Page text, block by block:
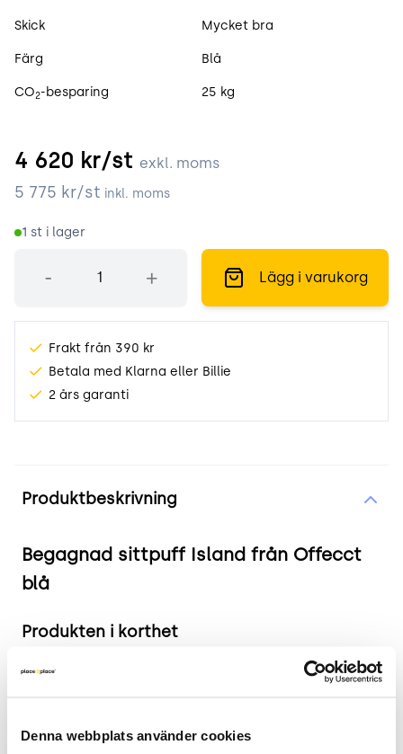
Denna webbplats använder cookies
Skick Mycket bra
Färg Blå
CO2-besparing 25 kg
4 620 kr/st exkl. moms
5 775 kr/st inkl. moms
1 st i lager
- + Lägg i varukorg
Frakt från 390 kr
Betala med Klarna eller Billie
2 års garanti
Produktbeskrivning
Begagnad sittpuff Island från Offecct
blå
Produkten i korthet
Färg och material: Blå, Alcantaratyg, plywood
Skick: 4/5